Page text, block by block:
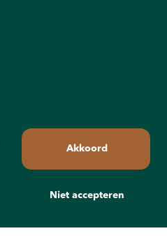
Akkoord
Niet accepteren